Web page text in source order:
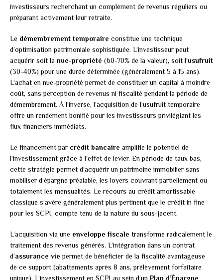
investisseurs recherchant un complément de revenus réguliers ou
préparant activement leur retraite.
Le démembrement temporaire constitue une technique
d’optimisation patrimoniale sophistiquée. L’investisseur peut
acquérir soit la nue-propriété (60-70% de la valeur), soit l’usufruit
(30-40%) pour une durée déterminée (généralement 5 à 15 ans).
L’achat en nue-propriété permet de constituer un capital à moindre
coût, sans perception de revenus ni fiscalité pendant la période de
démembrement. À l’inverse, l’acquisition de l’usufruit temporaire
offre un rendement bonifié pour les investisseurs privilégiant les
flux financiers immédiats.
Le financement par crédit bancaire amplifie le potentiel de
l’investissement grâce à l’effet de levier. En période de taux bas,
cette stratégie permet d’acquérir un patrimoine immobilier sans
mobiliser d’épargne préalable, les loyers couvrant partiellement ou
totalement les mensualités. Le recours au crédit amortissable
classique s’avère généralement plus pertinent que le crédit in fine
pour les SCPI, compte tenu de la nature du sous-jacent.
L’acquisition via une enveloppe fiscale transforme radicalement le
traitement des revenus générés. L’intégration dans un contrat
d’assurance vie permet de bénéficier de la fiscalité avantageuse
de ce support (abattements après 8 ans, prélèvement forfaitaire
unique). L’investissement en SCPI au sein d’unPlan d’Épargne